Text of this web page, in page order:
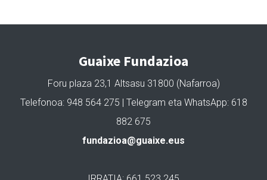
Guaixe Fundazioa
Foru plaza 23,1 Altsasu 31800 (Nafarroa)
Telefonoa: 948 564 275 | Telegram eta WhatsApp: 618
882 675
fundazioa@guaixe.eus